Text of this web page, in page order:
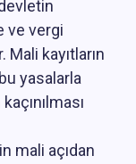
ve vergi
Mali kayıtların
yasalarla
mali açıdan